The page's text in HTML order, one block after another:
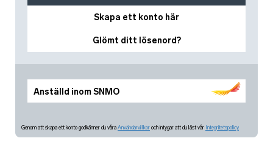
Anställd inom SNMO
Skapa ett konto här
Glömt ditt lösenord?
Genom att skapa ett konto godkänner du våra Användarvillkor och intygar att du läst vår Integritetspolicy.